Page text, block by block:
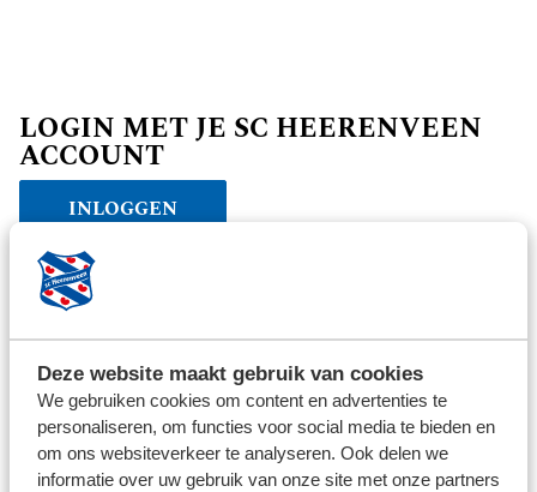
Deze website maakt gebruik van cookies
We gebruiken cookies om content en advertenties te
personaliseren, om functies voor social media te bieden en
om ons websiteverkeer te analyseren. Ook delen we
informatie over uw gebruik van onze site met onze partners
LOGIN MET JE SC HEERENVEEN
ACCOUNT
INLOGGEN
Verder winkelen